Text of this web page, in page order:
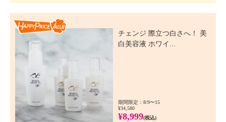
チェンジ 際立つ白さへ！ 美
白美容液 ホワイ...
期間限定：8/9〜15
¥34,580
¥8,999(税込)